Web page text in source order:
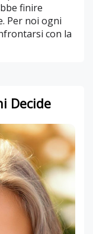
finire
Per noi ogni
con la
Decide